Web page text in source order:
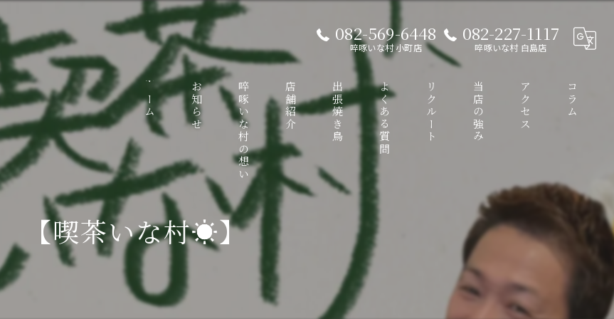
082-569-6448
啐啄いな村 小町店
082-227-1117
啐啄いな村 白島店
ホーム お知らせ 啐啄いな村の想い 店舗紹介 出張焼き鳥 よくある質問 リクルート 当店の強み
接待
ディナー
コース
アクセス
啐啄いな村 白島店
コラム
【喫茶いな村☀️】